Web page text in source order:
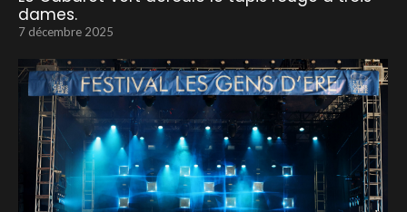
dames.
7 décembre 2025